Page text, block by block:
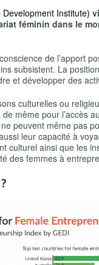
Institute)
féminin dans le
de l’apport
subsistent. La
et développer des
culturelles ou
même pour l’accès
peuvent même pas
leur capacité à
culturel ainsi que les
des femmes à